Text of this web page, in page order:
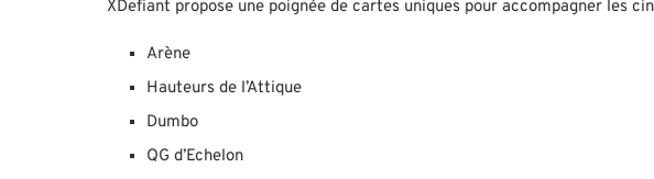
XDefiant propose une poignée de cartes uniques pour accompagner les
Arène
Hauteurs de l’Attique
Dumbo
QG d’Echelon